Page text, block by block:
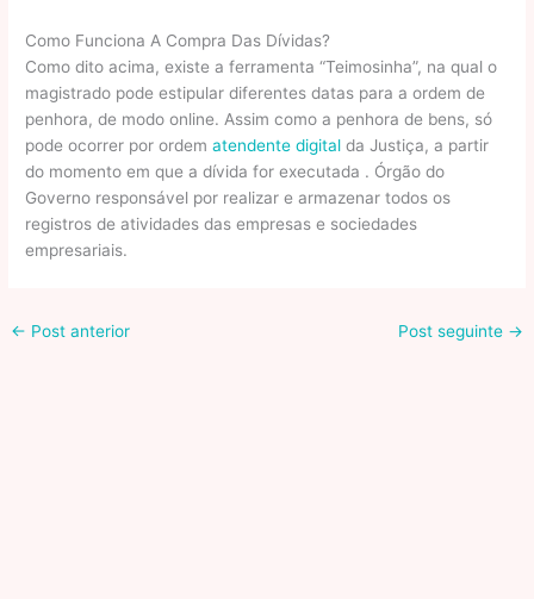
Como Funciona A Compra Das Dívidas?
Como dito acima, existe a ferramenta “Teimosinha”, na qual o
magistrado pode estipular diferentes datas para a ordem de
penhora, de modo online. Assim como a penhora de bens, só
pode ocorrer por ordematendente digital da Justiça, a partir
do momento em que a dívida for executada . Órgão do
Governo responsável por realizar e armazenar todos os
registros de atividades das empresas e sociedades
empresariais.
← Post anterior Post seguinte →